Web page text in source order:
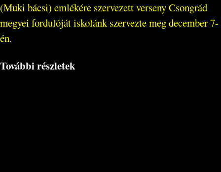
(Muki bácsi) emlékére szervezett verseny Csongrád
megyei fordulóját iskolánk szervezte meg december 7-
én.
További részletek